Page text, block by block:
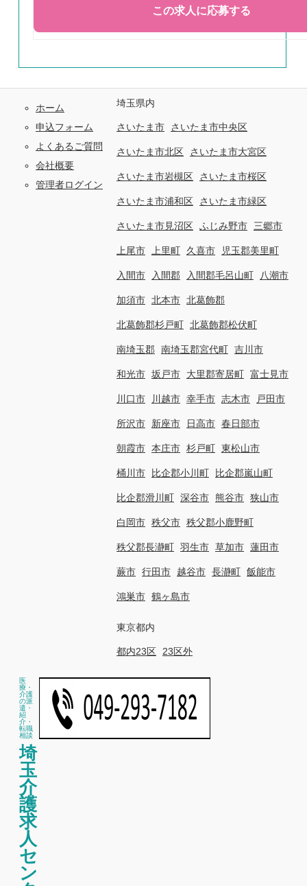
ホーム
申込フォーム
よくあるご質問
会社概要
管理者ログイン
埼玉県内
さいたま市 さいたま市中央区
さいたま市北区 さいたま市大宮区
さいたま市岩槻区 さいたま市桜区
さいたま市浦和区 さいたま市緑区
さいたま市見沼区 ふじみ野市 三郷市
上尾市 上里町 久喜市 児玉郡美里町
入間市 入間郡 入間郡毛呂山町 八潮市
加須市 北本市 北葛飾郡
北葛飾郡杉戸町 北葛飾郡松伏町
南埼玉郡 南埼玉郡宮代町 吉川市
和光市 坂戸市 大里郡寄居町 富士見市
川口市 川越市 幸手市 志木市 戸田市
所沢市 新座市 日高市 春日部市
朝霞市 本庄市 杉戸町 東松山市
桶川市 比企郡小川町 比企郡嵐山町
比企郡滑川町 深谷市 熊谷市 狭山市
白岡市 秩父市 秩父郡小鹿野町
秩父郡長瀞町 羽生市 草加市 蓮田市
蕨市 行田市 越谷市 長瀞町 飯能市
鴻巣市 鶴ヶ島市
東京都内
都内23区 23区外
医
療・
介護
の派
遣・
紹
介・
転職
相談
埼
玉
介
護
求
人
セ
ン